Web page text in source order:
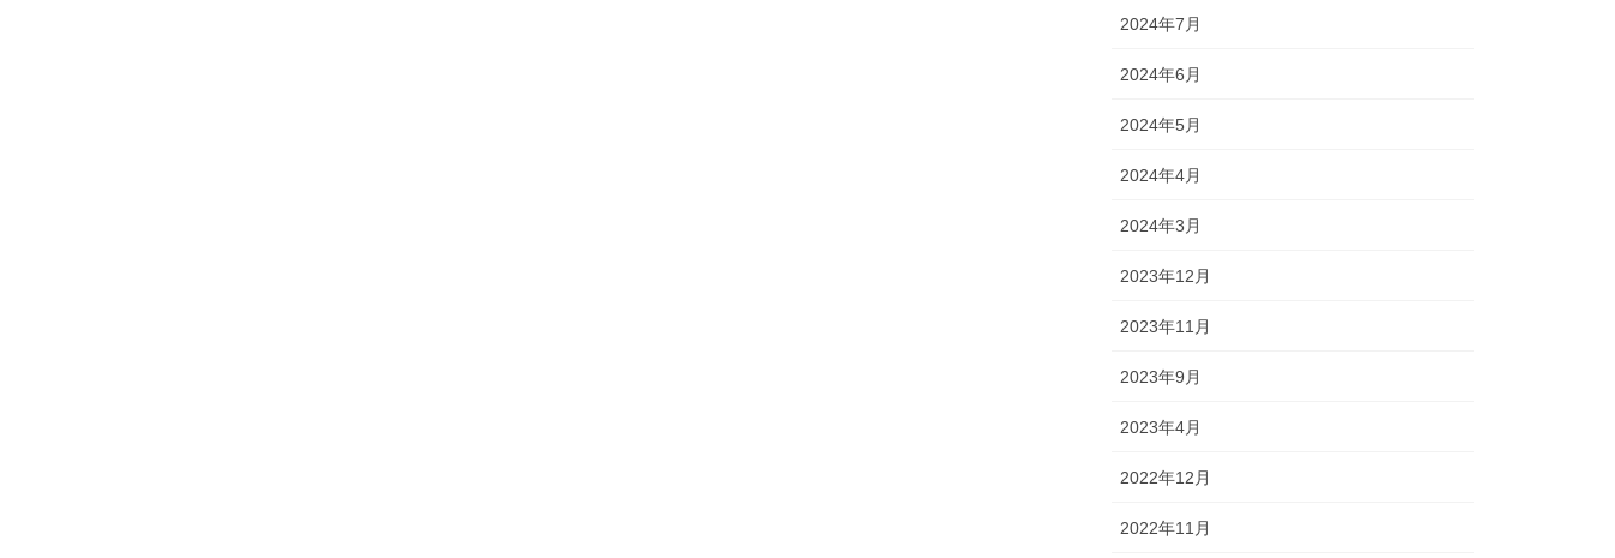
2024年7月
2024年6月
2024年5月
2024年4月
2024年3月
2023年12月
2023年11月
2023年9月
2023年4月
2022年12月
2022年11月